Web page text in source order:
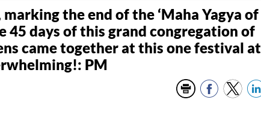
the end of the ‘Maha Yagya of
45 days of this grand congregation of
came together at this one festival at
PM